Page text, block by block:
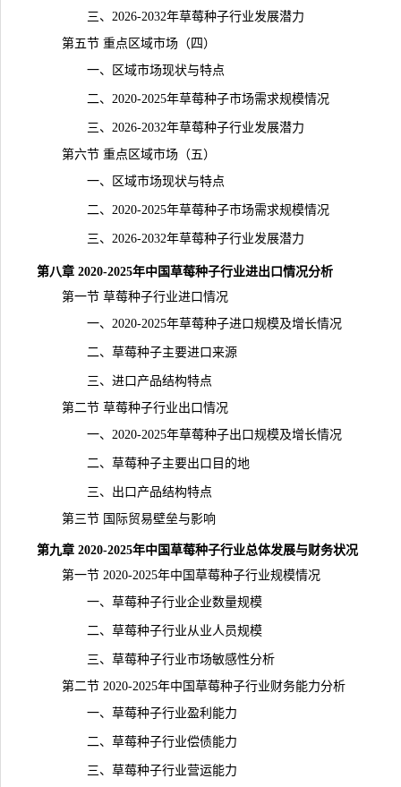
三、2026-2032年草莓种子行业发展潜力
第五节 重点区域市场（四）
一、区域市场现状与特点
二、2020-2025年草莓种子市场需求规模情况
三、2026-2032年草莓种子行业发展潜力
第六节 重点区域市场（五）
一、区域市场现状与特点
二、2020-2025年草莓种子市场需求规模情况
三、2026-2032年草莓种子行业发展潜力
第八章 2020-2025年中国草莓种子行业进出口情况分析
第一节 草莓种子行业进口情况
一、2020-2025年草莓种子进口规模及增长情况
二、草莓种子主要进口来源
三、进口产品结构特点
第二节 草莓种子行业出口情况
一、2020-2025年草莓种子出口规模及增长情况
二、草莓种子主要出口目的地
三、出口产品结构特点
第三节 国际贸易壁垒与影响
第九章 2020-2025年中国草莓种子行业总体发展与财务状况
第一节 2020-2025年中国草莓种子行业规模情况
一、草莓种子行业企业数量规模
二、草莓种子行业从业人员规模
三、草莓种子行业市场敏感性分析
第二节 2020-2025年中国草莓种子行业财务能力分析
一、草莓种子行业盈利能力
二、草莓种子行业偿债能力
三、草莓种子行业营运能力